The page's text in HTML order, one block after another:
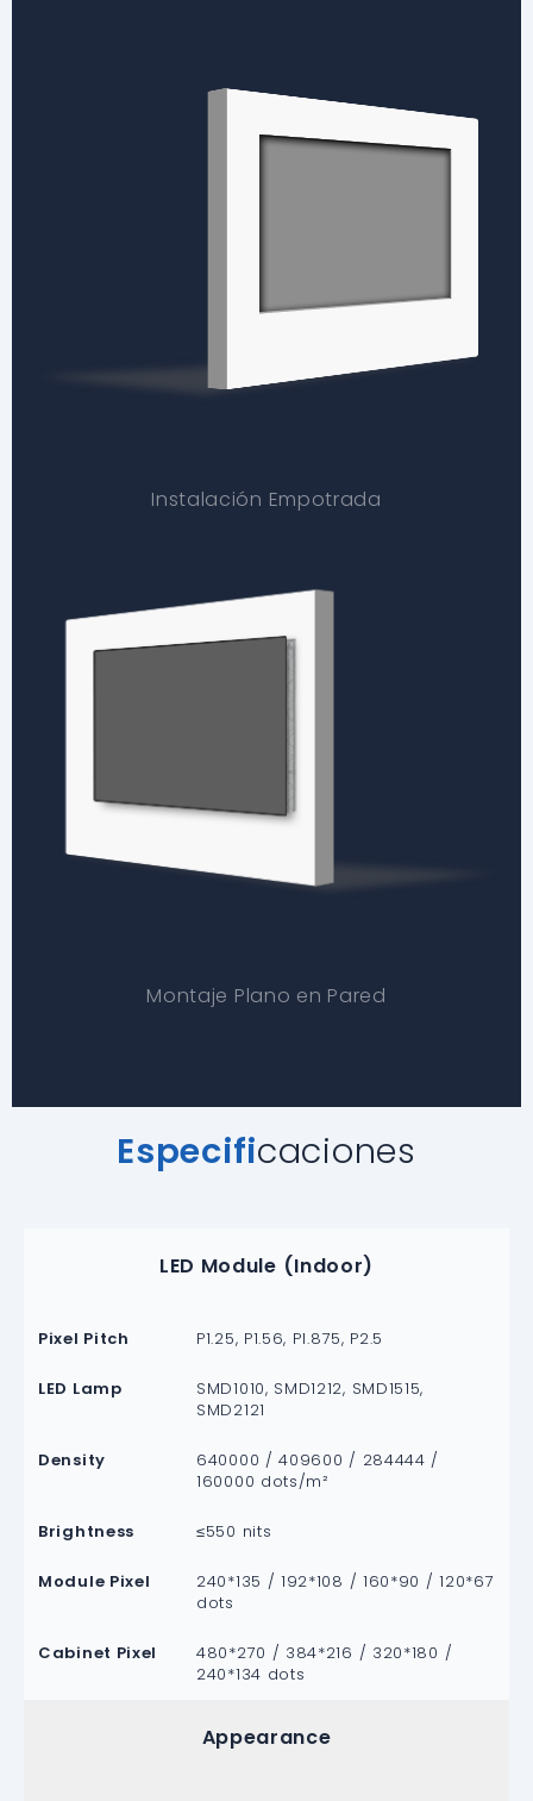
Instalación Empotrada
Montaje Plano en Pared
Especificaciones
LED Module (Indoor)
Pixel Pitch P1.25, P1.56, P1.875, P2.5
LED Lamp
SMD1010, SMD1212, SMD1515,
SMD2121
Density
640000 / 409600 / 284444 /
160000 dots/m²
Brightness ≤550 nits
Module Pixel
240*135 / 192*108 / 160*90 / 120*67
dots
Cabinet Pixel
480*270 / 384*216 / 320*180 /
240*134 dots
Appearance